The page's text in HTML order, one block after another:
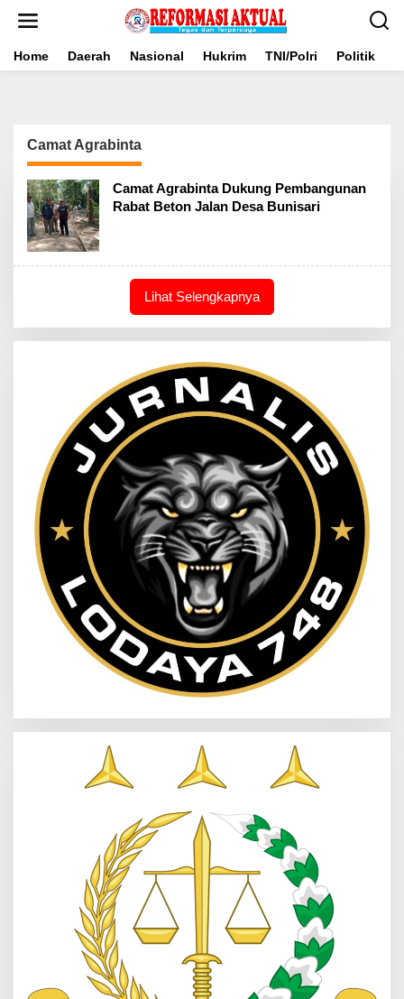
Home Daerah Nasional Hukrim TNI/Polri Politik
Camat Agrabinta
Camat Agrabinta Dukung Pembangunan
Rabat Beton Jalan Desa Bunisari
Lihat Selengkapnya